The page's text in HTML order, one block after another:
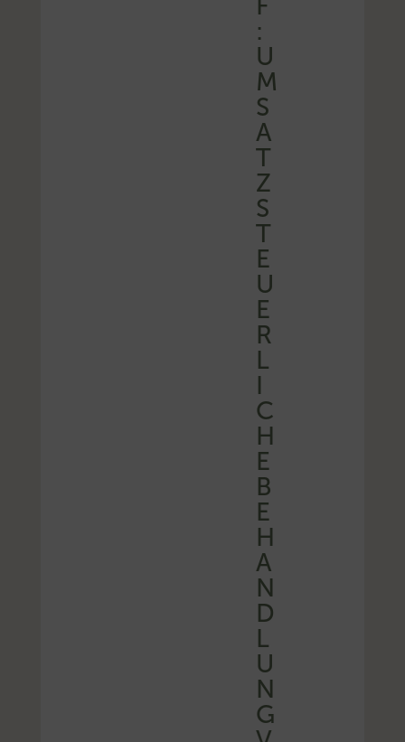
F
:
U
M
S
A
T
Z
S
T
E
U
E
R
L
I
C
H
E
B
E
H
A
N
D
L
U
N
G